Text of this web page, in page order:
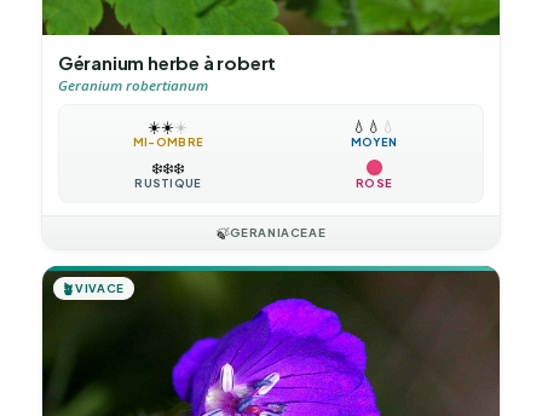
Géranium herbe à robert
Geranium robertianum
☀️☀️☀️
MI-OMBRE
💧 💧 💧
MOYEN
❄️❄️❄️
RUSTIQUE ROSE
🍃GERANIACEAE
🪴VIVACE